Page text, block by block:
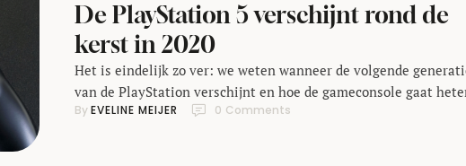
De PlayStation 5 verschijnt rond de
kerst in 2020
Het is eindelijk zo ver: we weten wanneer de volgende
van de PlayStation verschijnt en hoe de gameconsole gaat
Het apparaat draagt de niet verrassende naam PlayStation 5 en
By EVELINE MEIJER 0 Comments